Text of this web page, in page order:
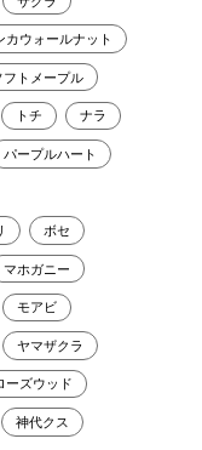
カウォールナット
フトメープル
トチ ナラ
パープルハート
ボセ
マホガニー
モアビ
ヤマザクラ
ーズウッド
神代クス